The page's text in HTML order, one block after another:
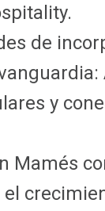
de
y
Mamés